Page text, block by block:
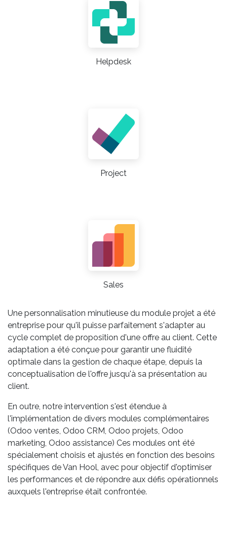
Helpdesk
Project
Sales
Une personnalisation minutieuse du module projet a été
entreprise pour qu'il puisse parfaitement s'adapter au
cycle complet de proposition d'une offre au client. Cette
adaptation a été conçue pour garantir une fluidité
optimale dans la gestion de chaque étape, depuis la
conceptualisation de l'offre jusqu'à sa présentation au
client.
En outre, notre intervention s'est étendue à
l'implémentation de divers modules complémentaires
(Odoo ventes, Odoo CRM, Odoo projets, Odoo
marketing, Odoo assistance) Ces modules ont été
spécialement choisis et ajustés en fonction des besoins
spécifiques de Van Hool, avec pour objectif d'optimiser
les performances et de répondre aux défis opérationnels
auxquels l'entreprise était confrontée.